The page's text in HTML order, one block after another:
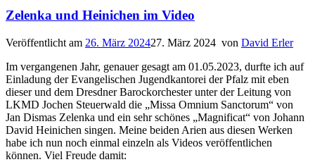
Zelenka und Heinichen im Video
Veröffentlicht am 26. März 202427. März 2024 von David Erler
Im vergangenen Jahr, genauer gesagt am 01.05.2023, durfte ich auf
Einladung der Evangelischen Jugendkantorei der Pfalz mit eben
dieser und dem Dresdner Barockorchester unter der Leitung von
LKMD Jochen Steuerwald die „Missa Omnium Sanctorum“ von
Jan Dismas Zelenka und ein sehr schönes „Magnificat“ von Johann
David Heinichen singen. Meine beiden Arien aus diesen Werken
habe ich nun noch einmal einzeln als Videos veröffentlichen
können. Viel Freude damit: